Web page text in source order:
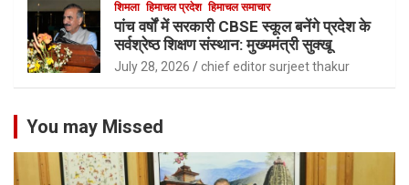
शिमला हिमाचल प्रदेश हिमाचल समाचार
पांच वर्षों में सरकारी CBSE स्कूल बनेंगे प्रदेश के
सर्वश्रेष्ठ शिक्षण संस्थान: मुख्यमंत्री सुक्खू
July 28, 2026 chief editor surjeet thakur
You may Missed